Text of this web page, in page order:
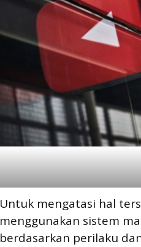
Untuk mengatasi hal
menggunakan sistem
berdasarkan perilaku